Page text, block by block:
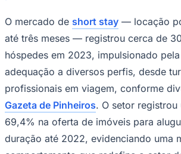
O mercado de short stay — locação
até três meses — registrou cerca de
hóspedes em 2023, impulsionado
adequação a diversos perfis, desde
profissionais em viagem, conforme
Gazeta de Pinheiros. O setor registrou
69,4% na oferta de imóveis para
duração até 2022, evidenciando uma